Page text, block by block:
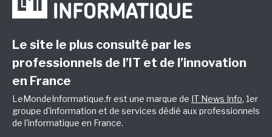
Le site le plus consulté par les
professionnels de l’IT et de l’innovation
en France
LeMondeInformatique.fr est une marque de IT News Info, 1er
groupe d'information et de services dédié aux professionnels
de l'informatique en France.